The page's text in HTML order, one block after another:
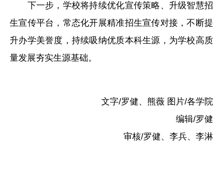
下一步，学校将持续优化宣传策略、升级智慧招
生宣传平台，常态化开展精准招生宣传对接，不断提
升办学美誉度，持续吸纳优质本科生源，为学校高质
量发展夯实生源基础。
文字/罗健、熊薇 图片/各学院
编辑/罗健
审核/罗健、李兵、李淋